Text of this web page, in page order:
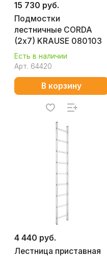
15 730 руб.
Подмостки
лестничные CORDA
(2х7) KRAUSE 080103
Есть в наличии
Арт. 64420
В корзину
4 440 руб.
Лестница приставная